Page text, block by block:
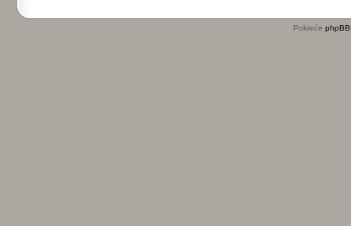
Pokreće phpBB